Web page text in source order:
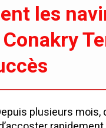
les
plusieurs mois,